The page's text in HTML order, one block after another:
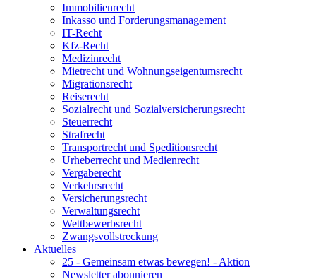
Immobilienrecht
Inkasso und Forderungsmanagement
IT-Recht
Kfz-Recht
Medizinrecht
Mietrecht und Wohnungseigentumsrecht
Migrationsrecht
Reiserecht
Sozialrecht und Sozialversicherungsrecht
Steuerrecht
Strafrecht
Transportrecht und Speditionsrecht
Urheberrecht und Medienrecht
Vergaberecht
Verkehrsrecht
Versicherungsrecht
Verwaltungsrecht
Wettbewerbsrecht
Zwangsvollstreckung
Aktuelles
25 - Gemeinsam etwas bewegen! - Aktion
Newsletter abonnieren